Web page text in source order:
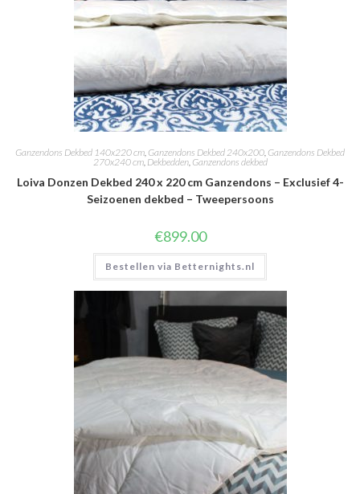
Ganzendons Dekbed 140x220 cm, Ganzendons Dekbed 240x200, Ganzendons Dekbed
270x240 cm, Dekbedden, Ganzendons dekbed
Loiva Donzen Dekbed 240 x 220 cm Ganzendons – Exclusief 4-
Seizoenen dekbed – Tweepersoons
€899.00
Bestellen via Betternights.nl